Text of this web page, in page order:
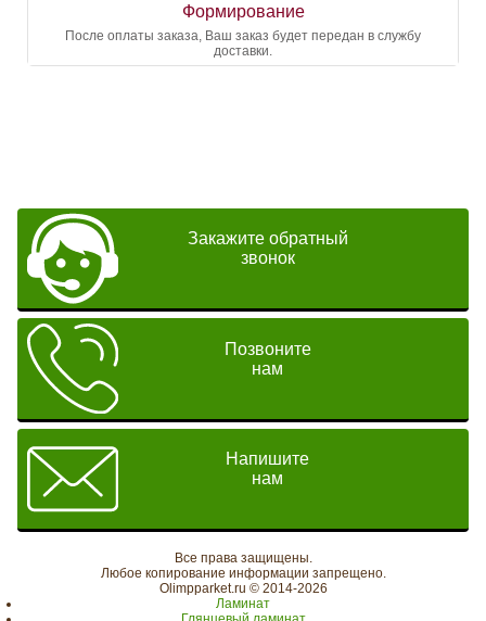
Формирование
После оплаты заказа, Ваш заказ будет передан в службу
доставки.
Закажите обратный
звонок
Позвоните
нам
Напишите
нам
Все права защищены.
Любое копирование информации запрещено.
Olimpparket.ru © 2014-2026
Ламинат